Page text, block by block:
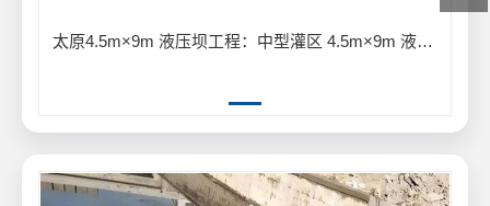
太原4.5m×9m 液压坝工程：中型灌区 4.5m×9m 液压坝输水灌溉工程案例